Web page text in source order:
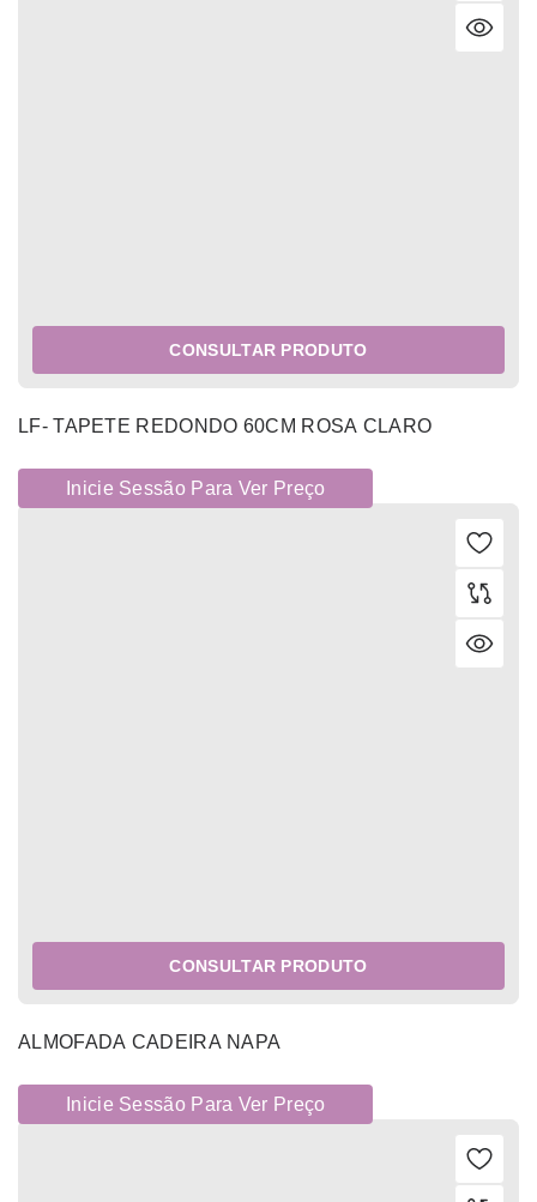
CONSULTAR PRODUTO
LF- TAPETE REDONDO 60CM ROSA CLARO
Inicie Sessão Para Ver Preço
CONSULTAR PRODUTO
ALMOFADA CADEIRA NAPA
Inicie Sessão Para Ver Preço